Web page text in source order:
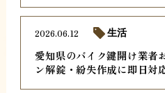
愛知県のバイク鍵開け業者
ン解錠・紛失作成に即日対
2026.06.12 生活